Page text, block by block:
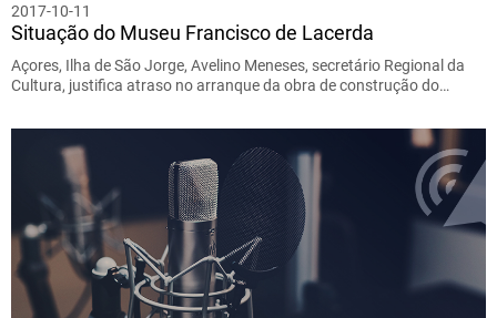
2017-10-11
Situação do Museu Francisco de Lacerda
Açores, Ilha de São Jorge, Avelino Meneses, secretário Regional da
Cultura, justifica atraso no arranque da obra de construção do…